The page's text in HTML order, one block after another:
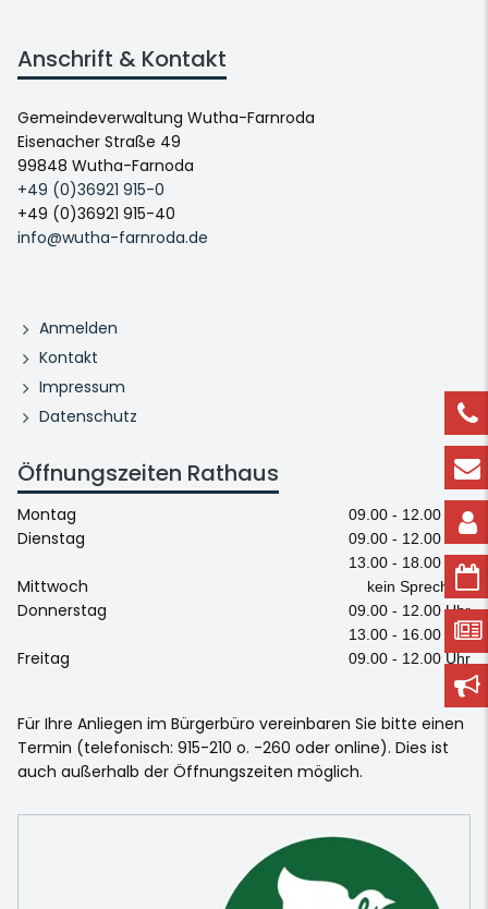
Anschrift & Kontakt
Gemeindeverwaltung Wutha-Farnroda
Eisenacher Straße 49
99848 Wutha-Farnoda
+49 (0)36921 915-0
+49 (0)36921 915-40
info@wutha-farnroda.de
Anmelden
Kontakt
Impressum
Datenschutz
Öffnungszeiten Rathaus
Montag 09.00 - 12.00 Uhr
Dienstag
09.00 - 12.00 Uhr
13.00 - 18.00 Uhr
Mittwoch kein Sprechtag
Donnerstag
09.00 - 12.00 Uhr
13.00 - 16.00 Uhr
Freitag 09.00 - 12.00 Uhr
Für Ihre Anliegen im Bürgerbüro vereinbaren Sie bitte einen
Termin (telefonisch: 915-210 o. -260 oder online). Dies ist
auch außerhalb der Öffnungszeiten möglich.